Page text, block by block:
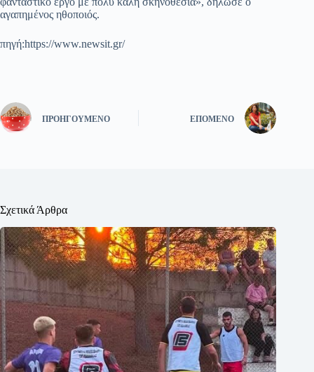
αγαπημένος ηθοποιός.
πηγή:https://www.newsit.gr/
ΠΡΟΗΓΟΎΜΕΝΟ ΕΠΌΜΕΝΟ
Σχετικά Άρθρα